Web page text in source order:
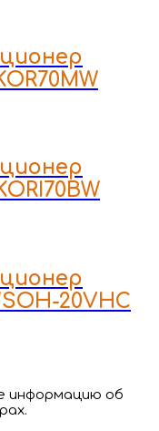
20VHC
информацию об